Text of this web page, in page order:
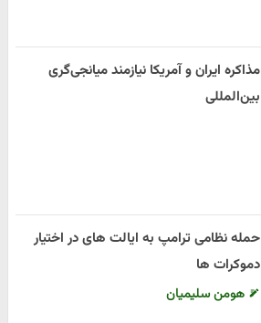
مذاکره ایران و آمریکا نیازمند میانجی‌گری
بین‌المللی
حمله نظامی ترامپ به ایالت های در اختیار
دموکرات ها
هومن سلیمیان